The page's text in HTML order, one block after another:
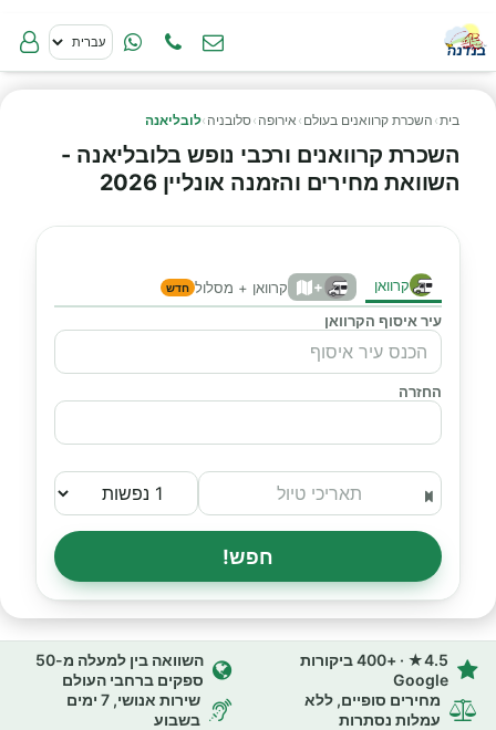
בית› השכרת קרוואנים בעולם › אירופה ›סלובניה ›לובליאנה
השכרת קרוואנים ורכבי נופש בלובליאנה -
השוואת מחירים והזמנה אונליין 2026
קרוואן + קרוואן + מסלול חדש
עיר איסוף הקרוואן
החזרה
חפש!
4.5★ · +400 ביקורות
Google
השוואה בין למעלה מ-50
ספקים ברחבי העולם
מחירים סופיים, ללא
עמלות נסתרות
שירות אנושי, 7 ימים
בשבוע